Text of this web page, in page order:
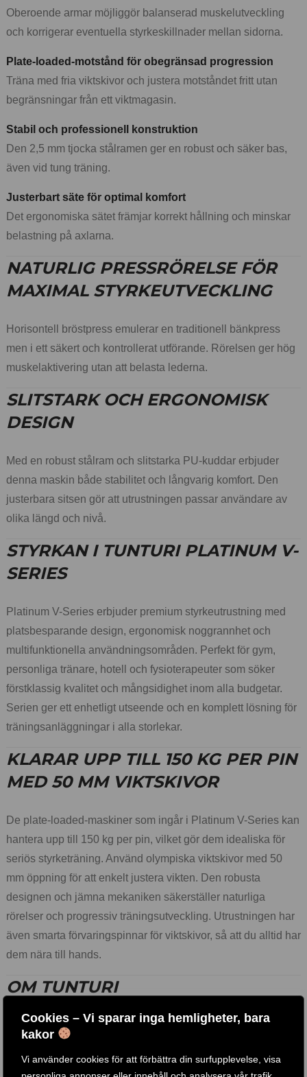
Cookies – Vi sparar inga hemligheter, bara
kakor
Vi använder cookies för att förbättra din surfupplevelse, visa
Oberoende armar möjliggör balanserad muskelutveckling
och korrigerar eventuella styrkeskillnader mellan sidorna.
Plate-loaded-motstånd för obegränsad progression
Träna med fria viktskivor och justera motståndet fritt utan
begränsningar från ett viktmagasin.
Stabil och professionell konstruktion
Den 2,5 mm tjocka stålramen ger en robust och säker bas,
även vid tung träning.
Justerbart säte för optimal komfort
Det ergonomiska sätet främjar korrekt hållning och minskar
belastning på axlarna.
NATURLIG PRESSRÖRELSE FÖR
MAXIMAL STYRKEUTVECKLING
Horisontell bröstpress emulerar en traditionell bänkpress
men i ett säkert och kontrollerat utförande. Rörelsen ger hög
muskelaktivering utan att belasta lederna.
SLITSTARK OCH ERGONOMISK
DESIGN
Med en robust stålram och slitstarka PU-kuddar erbjuder
denna maskin både stabilitet och långvarig komfort. Den
justerbara sitsen gör att utrustningen passar användare av
olika längd och nivå.
STYRKAN I TUNTURI PLATINUM V-
SERIES
Platinum V-Series erbjuder premium styrkeutrustning med
platsbesparande design, ergonomisk noggrannhet och
multifunktionella användningsområden. Perfekt för gym,
personliga tränare, hotell och fysioterapeuter som söker
förstklassig kvalitet och mångsidighet inom alla budgetar.
Serien ger ett enhetligt utseende och en komplett lösning för
träningsanläggningar i alla storlekar.
KLARAR UPP TILL 150 KG PER PIN
MED 50 MM VIKTSKIVOR
De plate-loaded-maskiner som ingår i Platinum V-Series kan
hantera upp till 150 kg per pin, vilket gör dem idealiska för
seriös styrketräning. Använd olympiska viktskivor med 50
mm öppning för att enkelt justera vikten. Den robusta
designen och jämna mekaniken säkerställer naturliga
rörelser och progressiv träningsutveckling. Utrustningen har
även smarta förvaringspinnar för viktskivor, så att du alltid har
dem nära till hands.
OM TUNTURI
Feel better every day.Det är Tunturis motto. Företaget har
1922. Idag, över 100 år senare, är Tunturi ett nederländskt